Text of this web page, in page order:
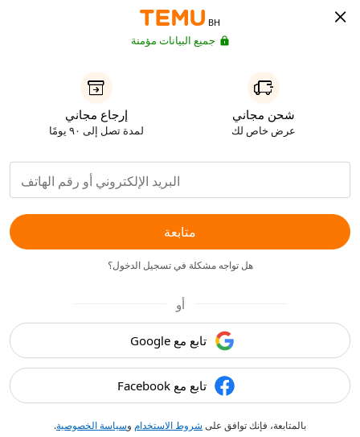
BH
جميع البيانات مؤمنة
شحن مجاني
عرض خاص لك
إرجاع مجاني
لمدة تصل إلى ٩٠ يومًا
متابعة
هل تواجه مشكلة في تسجيل الدخول؟
أو
تابع مع Google
تابع مع Facebook
بالمتابعة، فإنك توافق على شروط الاستخدام وسياسة الخصوصية.